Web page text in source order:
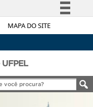
MAPA DO SITE
Simplifique!
Legislação